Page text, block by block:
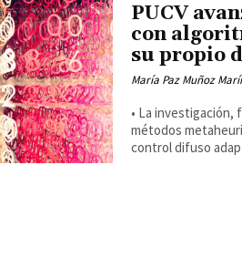
PUCV
con
su propio
María Paz Muñoz
• La investigación,
métodos
control difuso